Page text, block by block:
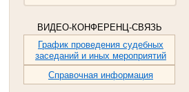
ВИДЕО-КОНФЕРЕНЦ-СВЯЗЬ
График проведения судебных
заседаний и иных мероприятий
Справочная информация